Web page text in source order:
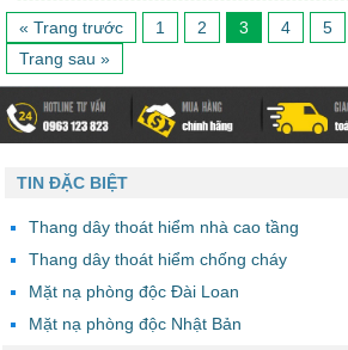
« Trang trước 1 2 3 4 5
Trang sau »
TIN ĐẶC BIỆT
Thang dây thoát hiểm nhà cao tầng
Thang dây thoát hiểm chống cháy
Mặt nạ phòng độc Đài Loan
Mặt nạ phòng độc Nhật Bản